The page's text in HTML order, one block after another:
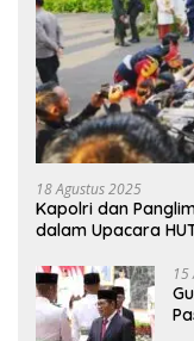
18 Agustus 2025
Kapolri dan
dalam Upacara
15